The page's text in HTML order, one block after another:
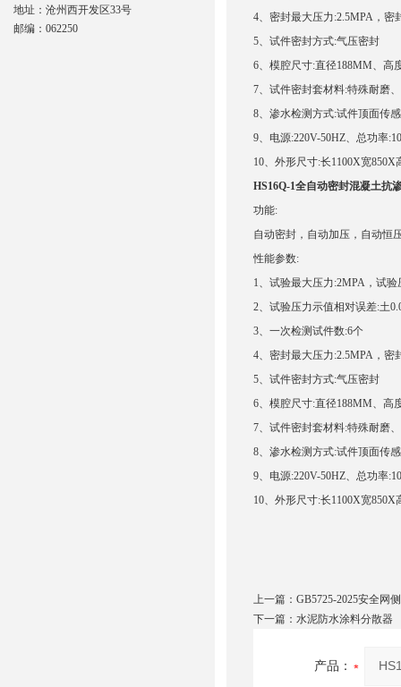
4、密封最大压力:2.5MPA，密
5、试件密封方式:气压密封
6、模腔尺寸:直径188MM、高
7、试件密封套材料:特殊耐磨
8、渗水检测方式:试件顶面传
9、电源:220V-50HZ、总功率
10、外形尺寸:长1100X宽850X
HS16Q-1全自动密封混凝土抗
功能:
自动密封，自动加压，自动恒
性能参数:
1、试验最大压力:2MPA，试
2、试验压力示值相对误差:土
3、一次检测试件数:6个
4、密封最大压力:2.5MPA，密
5、试件密封方式:气压密封
6、模腔尺寸:直径188MM、高
7、试件密封套材料:特殊耐磨
8、渗水检测方式:试件顶面传
9、电源:220V-50HZ、总功率
10、外形尺寸:长1100X宽850X
上一篇： GB5725-2025安全网
下一篇： 水泥防水涂料分散器
产品：
地址：沧州西开发区33号
邮编：062250